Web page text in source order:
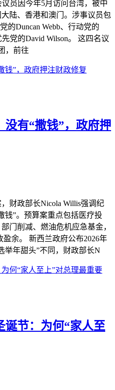
员因今年5月访问台湾，被中
陆、香港和澳门。涉事议员包
的Duncan Webb、行动党的
党的David Wilson。 这四名议
，前往
没有“撒钱”，政府押
财政部长Nicola Willis强调纪
钱”。预算案重点包括医疗投
门削减、燃油危机应急基金，
盈余。 新西兰政府公布2026年
举年甜头”不同，财政部长N
诞节：为何“家人至